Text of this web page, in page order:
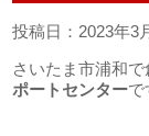
投稿日：2023年3
さいたま市浦和
ポートセンターで